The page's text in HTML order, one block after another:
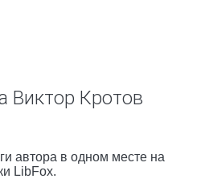
Виктор Кротов
автора в одном месте на
LibFox.